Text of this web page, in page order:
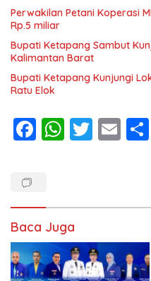
Perwakilan Petani Koperasi
Rp.5 miliar
Bupati Ketapang Sambut
Kalimantan Barat
Bupati Ketapang Kunjungi
Ratu Elok
F
o
o
k
W
A
p
p
T E
Baca Juga